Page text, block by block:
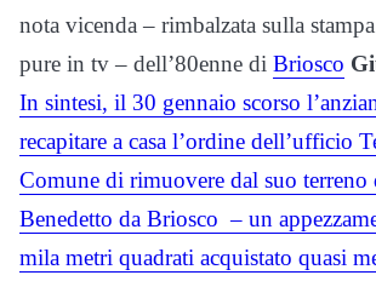
nota vicenda – rimbalzata sulla
pure in tv – dell’80enne di Briosco
In sintesi, il 30 gennaio scorso
recapitare a casa l’ordine dell’ufficio
Comune di rimuovere dal suo terreno
Benedetto da Briosco – un
mila metri quadrati acquistato quasi